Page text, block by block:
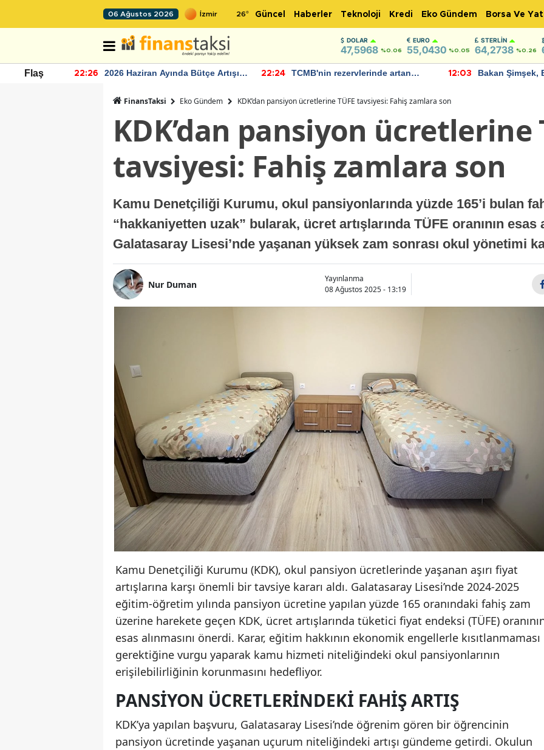
06 Ağustos 2026 26° Güncel Haberler Teknoloji Kredi Eko Gündem Borsa Ve
DOLAR
47,5968 %0.06
EURO
55,0430 %0.05
STERLIN
64,2738 %0.26
Flaş 22:26
2026 Haziran Ayında Bütçe Artışı
22:24
TCMB'nin rezervlerinde artan
12:03
Bakan Şimşek,
FinansTaksi Eko Gündem KDK’dan pansiyon ücretlerine TÜFE tavsiyesi: Fahiş zamlara son
KDK’dan pansiyon ücretlerine
tavsiyesi: Fahiş zamlara son
Kamu Denetçiliği Kurumu, okul pansiyonlarında yüzde 165’i bulan
“hakkaniyetten uzak” bularak, ücret artışlarında TÜFE oranının esas
Galatasaray Lisesi’nde yaşanan yüksek zam sonrası okul yönetimi
Nur Duman
Yayınlanma
08 Ağustos 2025 - 13:19
Kamu Denetçiliği Kurumu (KDK), okul pansiyon ücretlerinde yaşanan aşırı fiyat
artışlarına karşı önemli bir tavsiye kararı aldı. Galatasaray Lisesi’nde 2024-2025
eğitim-öğretim yılında pansiyon ücretine yapılan yüzde 165 oranındaki fahiş zam
üzerine harekete geçen KDK, ücret artışlarında tüketici fiyat endeksi (TÜFE)
esas alınmasını önerdi. Karar, eğitim hakkının ekonomik engellerle kısıtlanmaması
gerektiğine vurgu yaparak kamu hizmeti niteliğindeki okul pansiyonlarının
erişilebilirliğinin korunmasını hedefliyor.
PANSIYON ÜCRETLERINDEKI FAHIŞ ARTIŞ
KDK’ya yapılan başvuru, Galatasaray Lisesi’nde öğrenim gören bir öğrencinin
pansiyon ücretinde yaşanan uçurum niteliğindeki artışı gündeme getirdi. Okulun